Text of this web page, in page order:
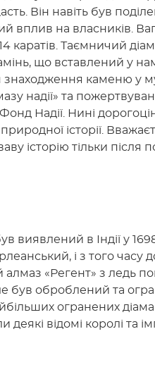
Він навіть був
вплив на власників.
каратів. Таємничий
що вставлений у
знаходження каменю у
надії» та
Надії. Нині
історії.
історію тільки
в Індії у
і з того часу
«Регент» з ледь
був оброблений та
огранених
деякі відомі королі та